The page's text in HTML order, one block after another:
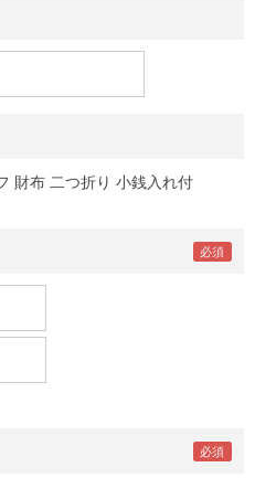
財布 二つ折り 小銭入れ付